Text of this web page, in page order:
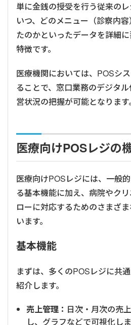
単に金銭の授受を行う従来のレ
いつ、どのメニュー（診察内
たのかといったデータを詳細
特徴です。
医療機関においては、POSシ
ることで、窓口業務のデジタ
営状況の把握が可能となります。
医療向けPOSレジの
医療向けPOSレジには、一般
る基本機能に加え、病院やク
ローに対応するためのさまざ
います。
基本機能
まずは、多くのPOSレジに共
紹介します。
売上管理： 日次・月次の売
し、グラフなどで可視化しま